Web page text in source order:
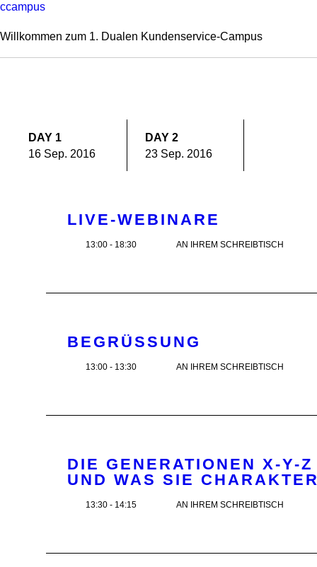
ccampus
Willkommen zum 1. Dualen Kundenservice-Campus
DAY 1
16 Sep. 2016
DAY 2
23 Sep. 2016
LIVE-WEBINARE
13:00 - 18:30 AN IHREM SCHREIBTISCH
BEGRÜSSUNG
13:00 - 13:30 AN IHREM SCHREIBTISCH
DIE GENERATIONEN X-Y-Z
UND WAS SIE
13:30 - 14:15 AN IHREM SCHREIBTISCH